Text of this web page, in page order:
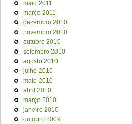
maio 2011
março 2011
dezembro 2010
novembro 2010
outubro 2010
setembro 2010
agosto 2010
julho 2010
maio 2010
abril 2010
março 2010
janeiro 2010
outubro 2009